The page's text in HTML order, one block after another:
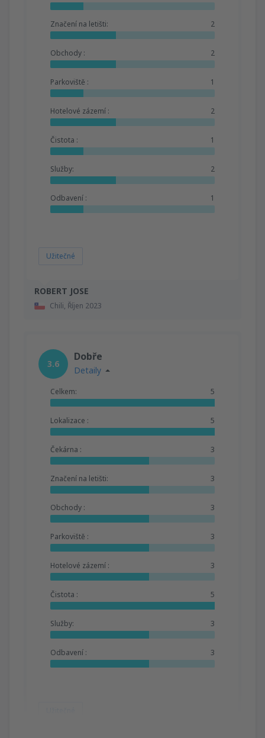
ROBERT JOSE
Chili, Říjen 2023
Značení na letišti: 2
Obchody : 2
Parkoviště : 1
Hotelové zázemí : 2
Čistota : 1
Služby: 2
Odbavení : 1
Užitečné
3.6
Dobře
Detaily
Celkem: 5
Lokalizace : 5
Čekárna : 3
Značení na letišti: 3
Obchody : 3
Parkoviště : 3
Hotelové zázemí : 3
Čistota : 5
Služby: 3
Odbavení : 3